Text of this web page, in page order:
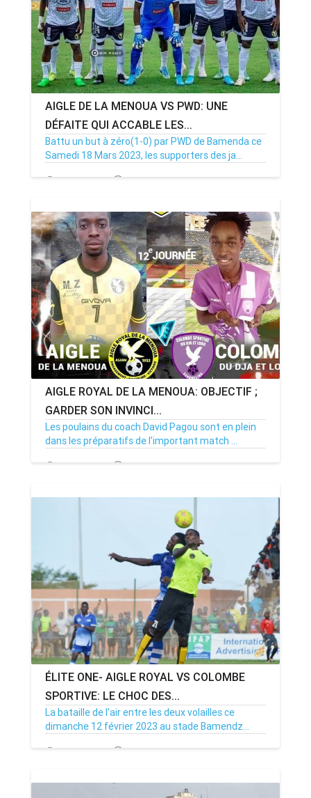
AIGLE DE LA MENOUA VS PWD: UNE
DÉFAITE QUI ACCABLE LES...
Battu un but à zéro(1-0) par PWD de Bamenda ce
Samedi 18 Mars 2023, les supporters des ja...
20/03/23 Par MenouActu 0
AIGLE ROYAL DE LA MENOUA: OBJECTIF ;
GARDER SON INVINCI...
Les poulains du coach David Pagou sont en plein
dans les préparatifs de l'important match ...
11/02/23 Par MenouActu 2
ÉLITE ONE- AIGLE ROYAL VS COLOMBE
SPORTIVE: LE CHOC DES...
La bataille de l'air entre les deux volailles ce
dimanche 12 février 2023 au stade Bamendz...
09/02/23 Par MenouActu 0